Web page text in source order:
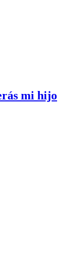
mi hijo